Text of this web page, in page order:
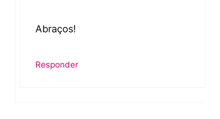
Abraços!
Responder